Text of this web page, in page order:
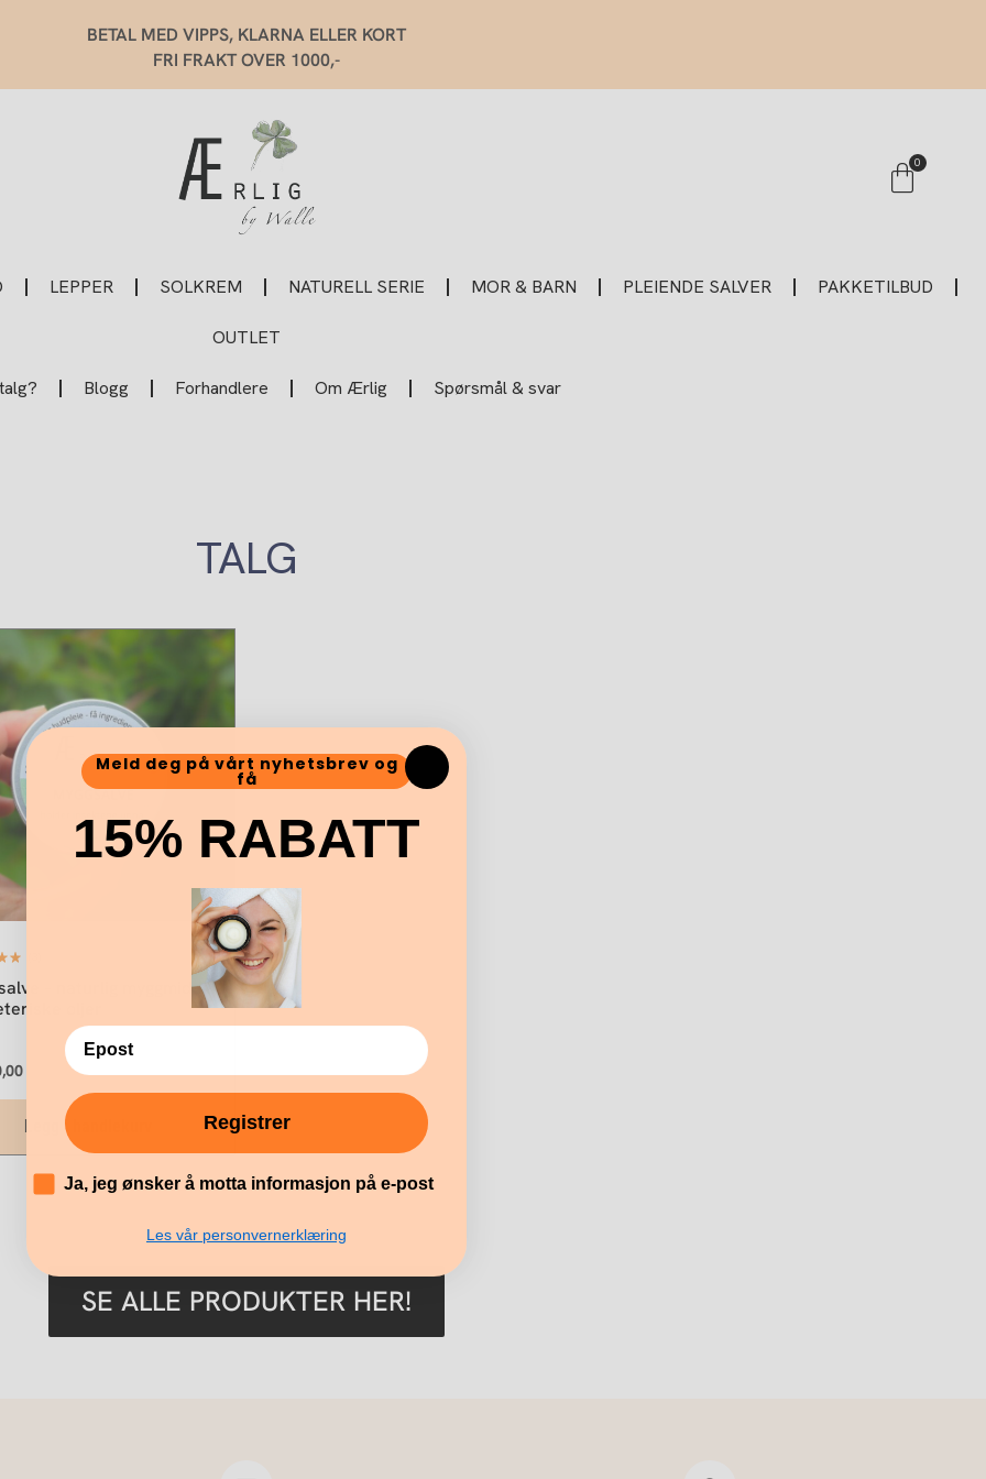
BETAL MED VIPPS, KLARNA ELLER KORT
FRI FRAKT OVER 1000,-
0
LEPPER SOLKREM NATURELL SERIE MOR & BARN PLEIENDE SALVER PAKKETILBUD
OUTLET
Blogg Forhandlere Om Ærlig Spørsmål & svar
TALG
– naturlig myggmiddel
oljer
Legg i handlekurv
SE ALLE PRODUKTER HER!
Meld deg på vårt nyhetsbrev og
få
15% RABATT
Registrer
´ Ja, jeg ønsker å motta informasjon på e-post
Les vår personvernerklæring